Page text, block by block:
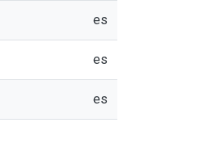
es
es
es